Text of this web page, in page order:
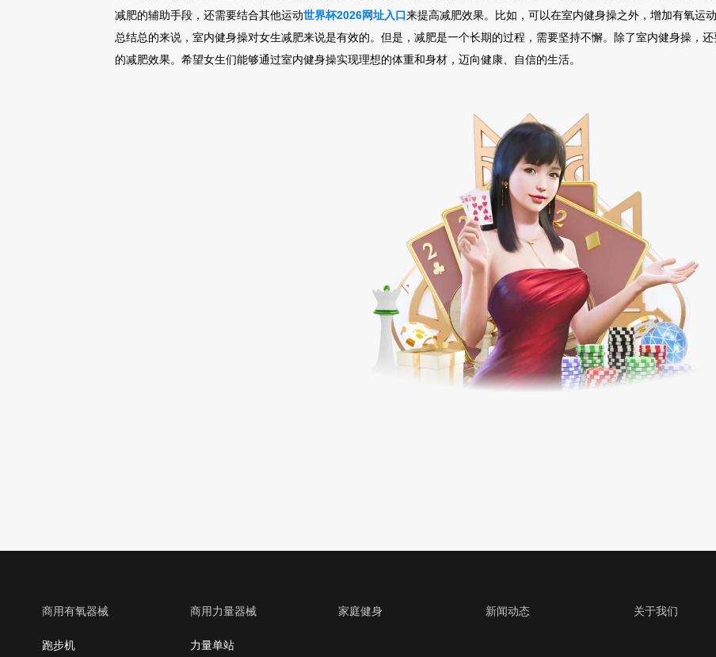
减肥的辅助手段，还需要结合其他运动世界杯2026网址入口来提高减肥效果。比如，可以在室内健身操之外，增加有氧运
总结总的来说，室内健身操对女生减肥来说是有效的。但是，减肥是一个长期的过程，需要坚持不懈。除了室内健身操，
的减肥效果。希望女生们能够通过室内健身操实现理想的体重和身材，迈向健康、自信的生活。
商用有氧器械
跑步机
商用力量器械
力量单站
家庭健身 新闻动态 关于我们